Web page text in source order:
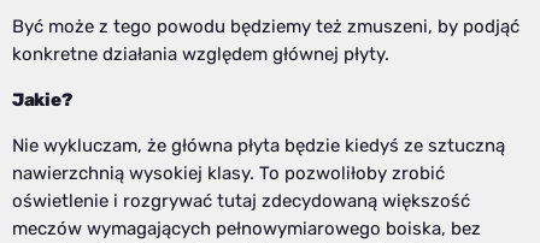
Być może z tego powodu będziemy też zmuszeni, by podjąć
konkretne działania względem głównej płyty.
Jakie?
Nie wykluczam, że główna płyta będzie kiedyś ze sztuczną
nawierzchnią wysokiej klasy. To pozwoliłoby zrobić
oświetlenie i rozgrywać tutaj zdecydowaną większość
meczów wymagających pełnowymiarowego boiska, bez